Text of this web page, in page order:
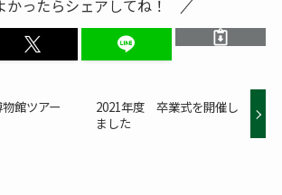
かったらシェアしてね！
館ツアー
2021年度 卒業式を開催し
ました